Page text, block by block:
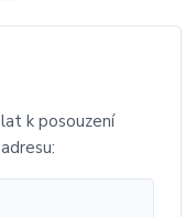
k posouzení